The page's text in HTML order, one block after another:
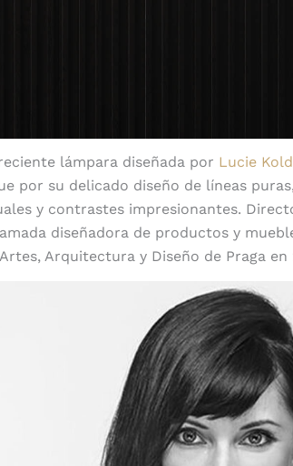
lámpara diseñada por Lucie
por su delicado diseño de líneas
y contrastes impresionantes.
diseñadora de productos y
Arquitectura y Diseño de Praga en